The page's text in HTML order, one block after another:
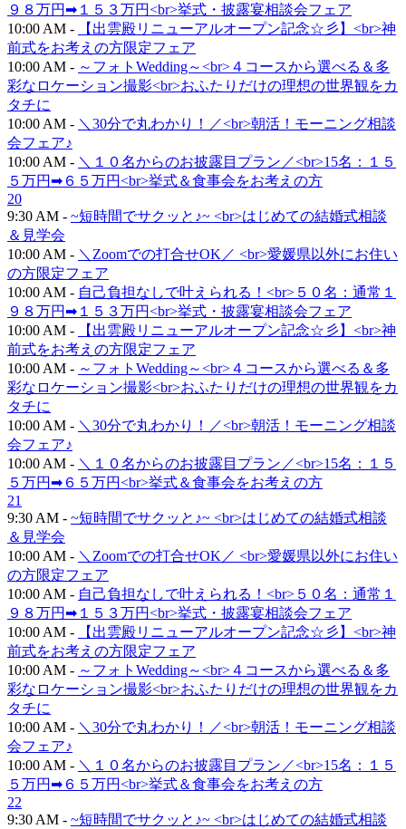
９８万円➡１５３万円<br>挙式・披露宴相談会フェア
10:00 AM -
【出雲殿リニューアルオープン記念☆彡】<br>神
前式をお考えの方限定フェア
10:00 AM - ～フォトWedding～<br>４コースから選べる＆多
彩なロケーション撮影<br>おふたりだけの理想の世界観をカ
タチに
10:00 AM - ＼30分で丸わかり！／<br>朝活！モーニング相談
会フェア♪
10:00 AM - ＼１０名からのお披露目プラン／<br>15名：１５
５万円➡６５万円<br>挙式＆食事会をお考えの方
20
9:30 AM - ~短時間でサクッと♪~ <br>はじめての結婚式相談
＆見学会
10:00 AM - ＼Zoomでの打合せOK／ <br>愛媛県以外にお住い
の方限定フェア
10:00 AM - 自己負担なしで叶えられる！<br>５０名：通常１
９８万円➡１５３万円<br>挙式・披露宴相談会フェア
10:00 AM -
【出雲殿リニューアルオープン記念☆彡】<br>神
前式をお考えの方限定フェア
10:00 AM - ～フォトWedding～<br>４コースから選べる＆多
彩なロケーション撮影<br>おふたりだけの理想の世界観をカ
タチに
10:00 AM - ＼30分で丸わかり！／<br>朝活！モーニング相談
会フェア♪
10:00 AM - ＼１０名からのお披露目プラン／<br>15名：１５
５万円➡６５万円<br>挙式＆食事会をお考えの方
21
9:30 AM - ~短時間でサクッと♪~ <br>はじめての結婚式相談
＆見学会
10:00 AM - ＼Zoomでの打合せOK／ <br>愛媛県以外にお住い
の方限定フェア
10:00 AM - 自己負担なしで叶えられる！<br>５０名：通常１
９８万円➡１５３万円<br>挙式・披露宴相談会フェア
10:00 AM -
【出雲殿リニューアルオープン記念☆彡】<br>神
前式をお考えの方限定フェア
10:00 AM - ～フォトWedding～<br>４コースから選べる＆多
彩なロケーション撮影<br>おふたりだけの理想の世界観をカ
タチに
10:00 AM - ＼30分で丸わかり！／<br>朝活！モーニング相談
会フェア♪
10:00 AM - ＼１０名からのお披露目プラン／<br>15名：１５
５万円➡６５万円<br>挙式＆食事会をお考えの方
22
9:30 AM - ~短時間でサクッと♪~ <br>はじめての結婚式相談